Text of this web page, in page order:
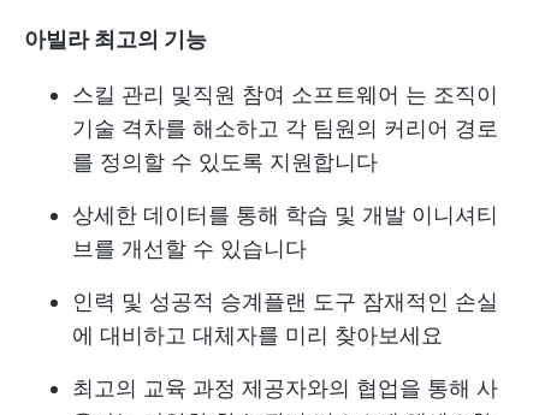
아빌라 최고의 기능
스킬 관리 및직원 참여 소프트웨어 는 조직이
기술 격차를 해소하고 각 팀원의 커리어 경로
를 정의할 수 있도록 지원합니다
상세한 데이터를 통해 학습 및 개발 이니셔티
브를 개선할 수 있습니다
인력 및 성공적 승계플랜 도구 잠재적인 손실
에 대비하고 대체자를 미리 찾아보세요
최고의 교육 과정 제공자와의 협업을 통해 사